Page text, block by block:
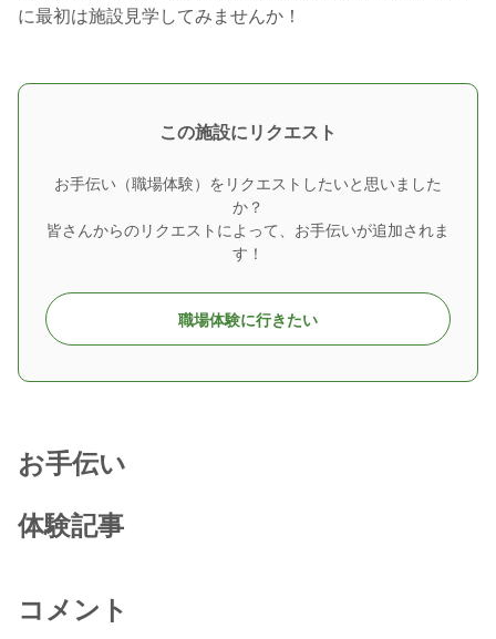
に最初は施設見学してみませんか！
この施設にリクエスト
お手伝い（職場体験）をリクエストしたいと思いました
か？
皆さんからのリクエストによって、お手伝いが追加されま
す！
職場体験に行きたい
お手伝い
体験記事
コメント